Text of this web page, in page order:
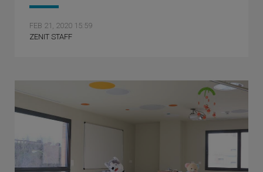
FEB 21, 2020 15:59
ZENIT STAFF